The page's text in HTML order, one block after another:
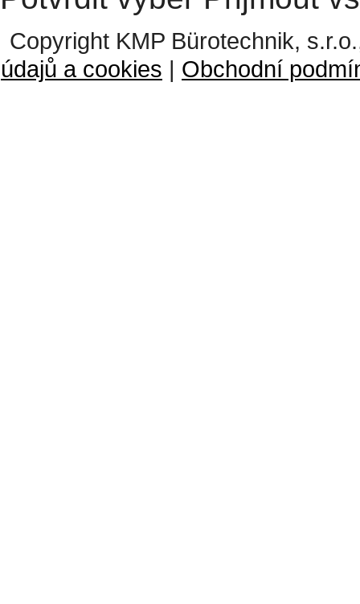
Copyright KMP Bürotechnik,
údajů a cookies | Obchodní